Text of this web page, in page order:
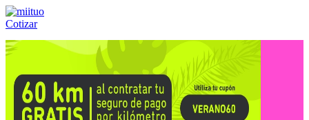
Cotizar
Llámanos al:(55) 84-21-05-00 ó